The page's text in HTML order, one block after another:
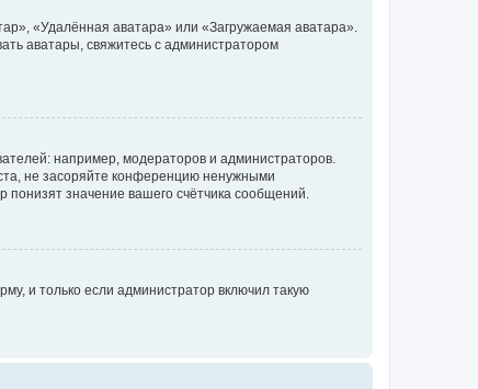
«Удалённая аватара» или «Загружаемая аватара».
аватары, свяжитесь с администратором
например, модераторов и администраторов.
не засоряйте конференцию ненужными
значение вашего счётчика сообщений.
и только если администратор включил такую